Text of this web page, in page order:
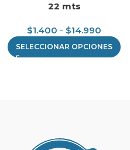
22 mts
$1.400 - $14.990
SELECCIONAR OPCIONES